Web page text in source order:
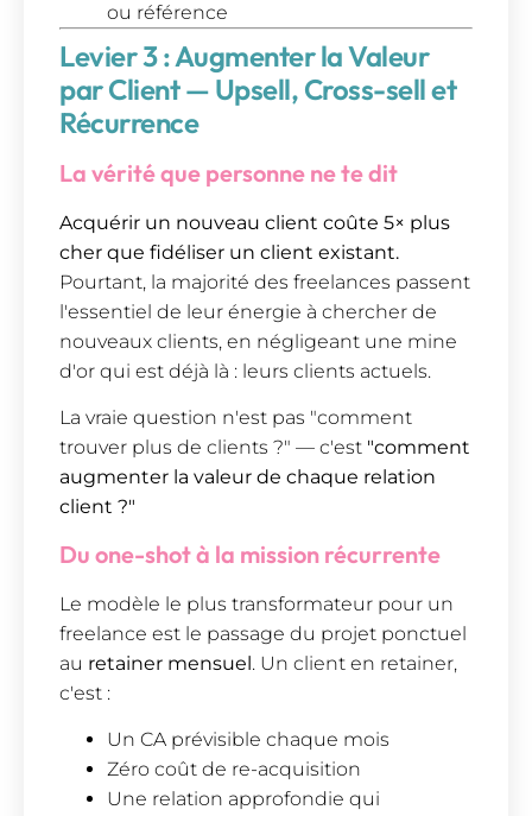
ou référence
Levier 3 : Augmenter la Valeur
par Client — Upsell, Cross-sell et
Récurrence
La vérité que personne ne te dit
Acquérir un nouveau client coûte 5× plus
cher que fidéliser un client existant.
Pourtant, la majorité des freelances passent
l'essentiel de leur énergie à chercher de
nouveaux clients, en négligeant une mine
d'or qui est déjà là : leurs clients actuels.
La vraie question n'est pas "comment
trouver plus de clients ?" — c'est "comment
augmenter la valeur de chaque relation
client ?"
Du one-shot à la mission récurrente
Le modèle le plus transformateur pour un
freelance est le passage du projet ponctuel
au retainer mensuel. Un client en retainer,
c'est :
Un CA prévisible chaque mois
Zéro coût de re-acquisition
Une relation approfondie qui